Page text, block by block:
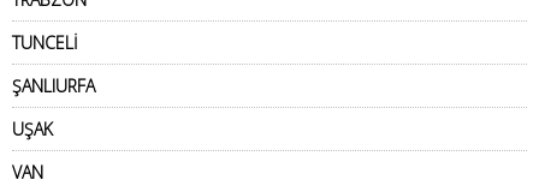
TUNCELİ
ŞANLIURFA
UŞAK
VAN